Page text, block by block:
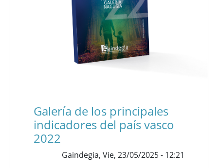
Galería de los principales
indicadores del país vasco
2022
Gaindegia, Vie, 23/05/2025 - 12:21